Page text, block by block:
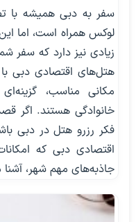
سفر به دبی همیشه با
لوکس همراه است، اما
زیادی نیز دارد که سفر
هتل‌های اقتصادی دبی با
مکانی مناسب،
خانوادگی هستند. اگر
فکر رزرو هتل در دبی
اقتصادی دبی که
جاذبه‌های مهم شهر،